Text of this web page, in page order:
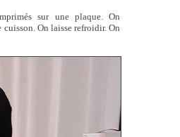
sur une plaque. On
On laisse refroidir. On